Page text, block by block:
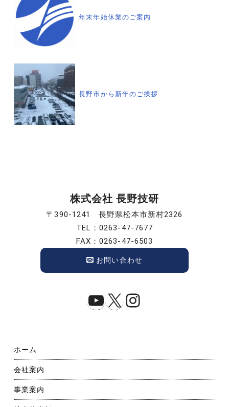
稿
ナ
ビ
ゲ
ー
年末年始休業のご案内
長野市から新年のご挨拶
株式会社 長野技研
〒390-1241 長野県松本市新村2326
TEL：0263-47-7677
FAX：0263-47-6503
お問い合わせ
YouTube
X Instagram
ホーム
会社案内
事業案内